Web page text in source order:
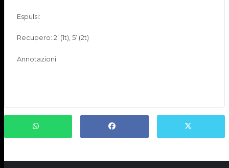
Espulsi:
Recupero: 2’ (1t), 5’ (2t)
Annotazioni: